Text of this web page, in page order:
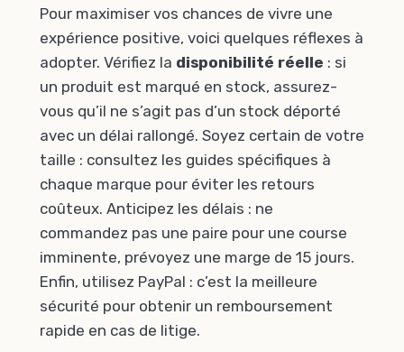
Pour maximiser vos chances de vivre une
expérience positive, voici quelques réflexes à
adopter. Vérifiez la disponibilité réelle : si
un produit est marqué en stock, assurez-
vous qu’il ne s’agit pas d’un stock déporté
avec un délai rallongé. Soyez certain de votre
taille : consultez les guides spécifiques à
chaque marque pour éviter les retours
coûteux. Anticipez les délais : ne
commandez pas une paire pour une course
imminente, prévoyez une marge de 15 jours.
Enfin, utilisez PayPal : c’est la meilleure
sécurité pour obtenir un remboursement
rapide en cas de litige.